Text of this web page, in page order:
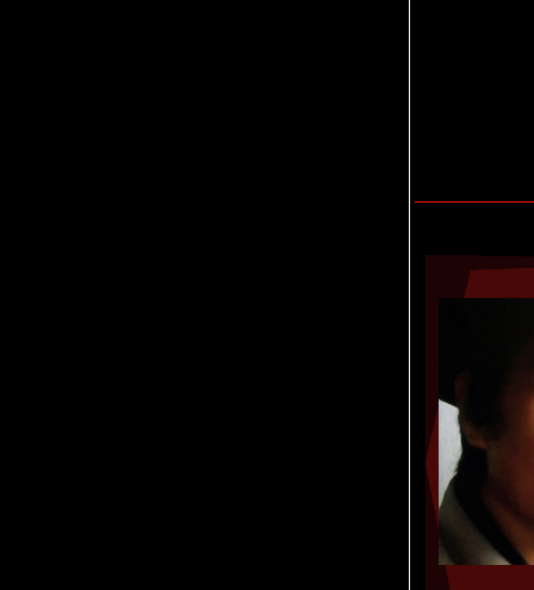
Stop